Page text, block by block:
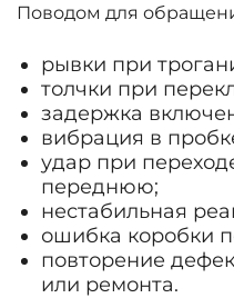
Поводом для
рывки при
толчки при
задержка
вибрация в
удар при
переднюю;
нестабильная
ошибка коробки
повторение
или ремонта.